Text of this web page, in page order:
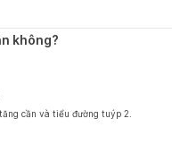
không?
cần và tiểu đường tuýp 2.